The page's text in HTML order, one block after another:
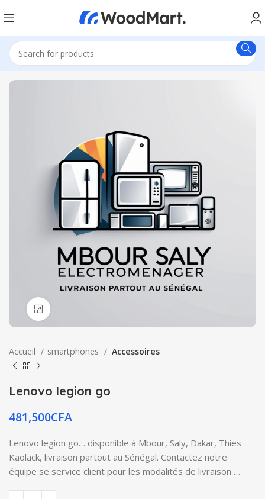
Accueil smartphones Accessoires
Lenovo legion go
481,500CFA
Lenovo legion go… disponible à Mbour, Saly, Dakar, Thies
Kaolack, livraison partout au Sénégal. Contactez notre
équipe se service client pour les modalités de livraison …